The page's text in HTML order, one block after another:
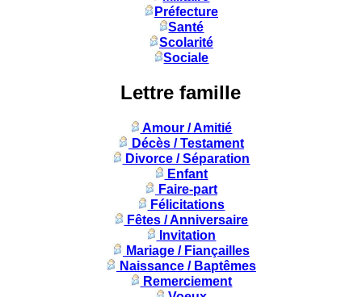
Préfecture
Santé
Scolarité
Sociale
Lettre famille
Amour / Amitié
Décès / Testament
Divorce / Séparation
Enfant
Faire-part
Félicitations
Fêtes / Anniversaire
Invitation
Mariage / Fiançailles
Naissance / Baptêmes
Remerciement